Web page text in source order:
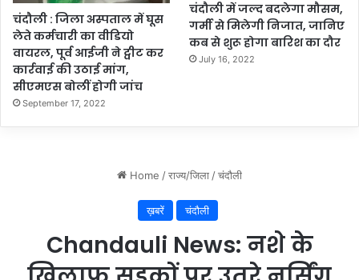
चंदौली : जिला अस्पताल में घूस
लेते कर्मचारी का वीडियो
वायरल, पूर्व आईजी ने ट्वीट कर
कार्रवाई की उठाई मांग,
सीएमएस बोलीं होगी जांच
September 17, 2022
चंदौली में जल्द बदलेगा मौसम,
गर्मी से मिलेगी निजात, जानिए
कब से शुरू होगा बारिश का दौर
July 16, 2022